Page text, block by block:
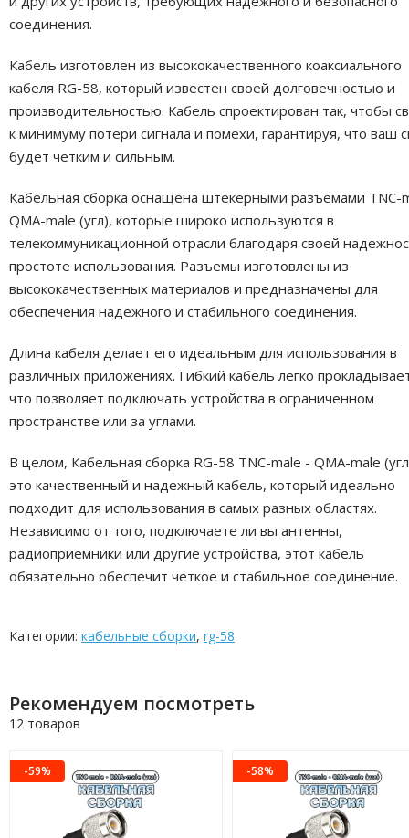
соединения.
Кабель изготовлен из высококачественного коаксиального
кабеля RG-58, который известен своей долговечностью и
производительностью. Кабель спроектирован так, чтобы
к минимуму потери сигнала и помехи, гарантируя, что ваш
будет четким и сильным.
Кабельная сборка оснащена штекерными разъемами TNC-
QMA-male (угл), которые широко используются в
телекоммуникационной отрасли благодаря своей
простоте использования. Разъемы изготовлены из
высококачественных материалов и предназначены для
обеспечения надежного и стабильного соединения.
Длина кабеля делает его идеальным для использования в
различных приложениях. Гибкий кабель легко
что позволяет подключать устройства в ограниченном
пространстве или за углами.
В целом, Кабельная сборка RG-58 TNC-male - QMA-male
это качественный и надежный кабель, который идеально
подходит для использования в самых разных областях.
Независимо от того, подключаете ли вы антенны,
радиоприемники или другие устройства, этот кабель
обязательно обеспечит четкое и стабильное соединение.
Категории: кабельные сборки, rg-58
Рекомендуем посмотреть
12 товаров
-59% -58%